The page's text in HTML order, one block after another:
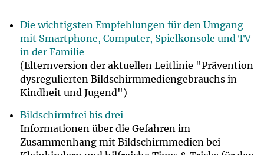
Die wichtigsten Empfehlungen für den Umgang
mit Smartphone, Computer, Spielkonsole und TV
in der Familie
(Elternversion der aktuellen Leitlinie "Prävention
dysregulierten Bildschirmmediengebrauchs in
Kindheit und Jugend")
Bildschirmfrei bis drei
Informationen über die Gefahren im
Zusammenhang mit Bildschirmmedien bei